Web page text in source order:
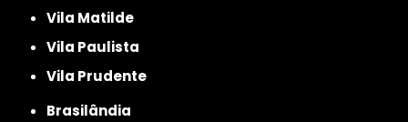
Vila Matilde
Vila Paulista
Vila Prudente
Brasilândia